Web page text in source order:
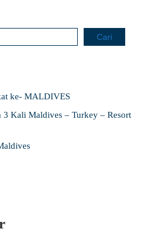
Cari
ke- MALDIVES
3 Kali Maldives – Turkey – Resort